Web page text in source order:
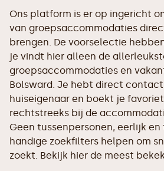
Ons platform is er op ingericht
van groepsaccommodaties
brengen. De voorselectie
je vindt hier alleen de
groepsaccommodaties en
Bolsward. Je hebt direct
huiseigenaar en boekt je
rechtstreeks bij de
Geen tussenpersonen, eerlijk en
handige zoekfilters helpen om
zoekt. Bekijk hier de meest